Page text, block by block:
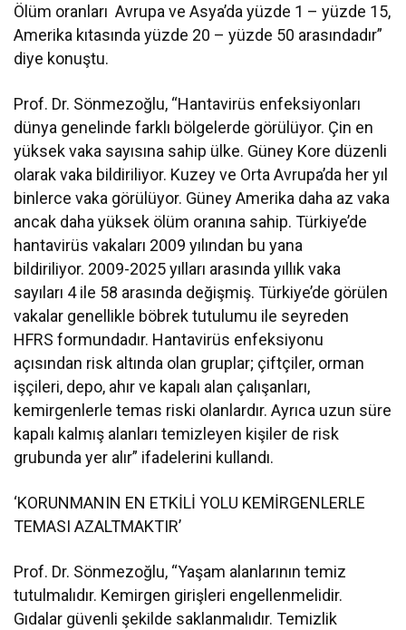
Ölüm oranları Avrupa ve Asya’da yüzde 1 – yüzde 15,
Amerika kıtasında yüzde 20 – yüzde 50 arasındadır”
diye konuştu.
Prof. Dr. Sönmezoğlu, “Hantavirüs enfeksiyonları
dünya genelinde farklı bölgelerde görülüyor. Çin en
yüksek vaka sayısına sahip ülke. Güney Kore düzenli
olarak vaka bildiriliyor. Kuzey ve Orta Avrupa’da her yıl
binlerce vaka görülüyor. Güney Amerika daha az vaka
ancak daha yüksek ölüm oranına sahip. Türkiye’de
hantavirüs vakaları 2009 yılından bu yana
bildiriliyor. 2009-2025 yılları arasında yıllık vaka
sayıları 4 ile 58 arasında değişmiş. Türkiye’de görülen
vakalar genellikle böbrek tutulumu ile seyreden
HFRS formundadır. Hantavirüs enfeksiyonu
açısından risk altında olan gruplar; çiftçiler, orman
işçileri, depo, ahır ve kapalı alan çalışanları,
kemirgenlerle temas riski olanlardır. Ayrıca uzun süre
kapalı kalmış alanları temizleyen kişiler de risk
grubunda yer alır” ifadelerini kullandı.
‘KORUNMANIN EN ETKİLİ YOLU KEMİRGENLERLE
TEMASI AZALTMAKTIR’
Prof. Dr. Sönmezoğlu, “Yaşam alanlarının temiz
tutulmalıdır. Kemirgen girişleri engellenmelidir.
Gıdalar güvenli şekilde saklanmalıdır. Temizlik